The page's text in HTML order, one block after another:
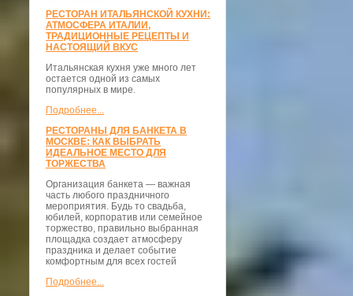
РЕСТОРАН ИТАЛЬЯНСКОЙ КУХНИ:
АТМОСФЕРА ИТАЛИИ,
ТРАДИЦИОННЫЕ РЕЦЕПТЫ И
НАСТОЯЩИЙ ВКУС
Итальянская кухня уже много лет
остается одной из самых
популярных в мире.
Подробнее...
РЕСТОРАНЫ ДЛЯ БАНКЕТА В
МОСКВЕ: КАК ВЫБРАТЬ
ИДЕАЛЬНОЕ МЕСТО ДЛЯ
ТОРЖЕСТВА
Организация банкета — важная
часть любого праздничного
мероприятия. Будь то свадьба,
юбилей, корпоратив или семейное
торжество, правильно выбранная
площадка создает атмосферу
праздника и делает событие
комфортным для всех гостей
Подробнее...